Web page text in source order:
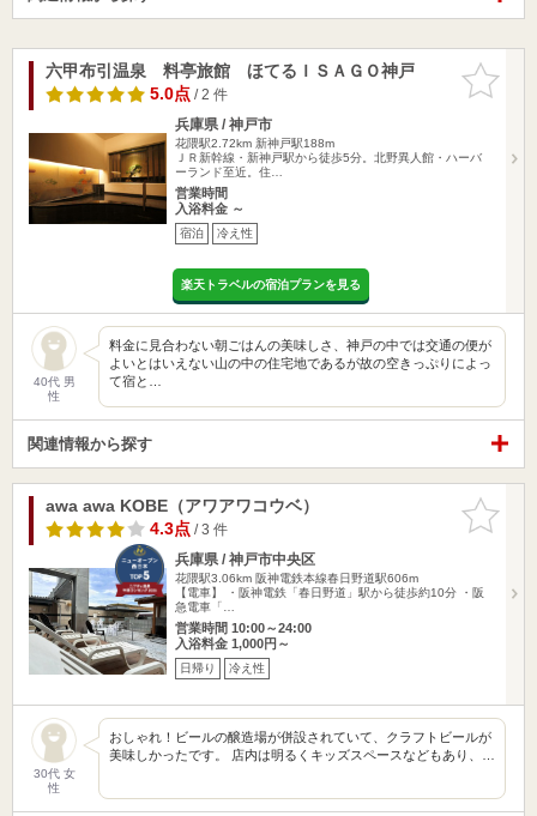
お気に入
りに追加
六甲布引温泉 料亭旅館 ほてるＩＳＡＧＯ神戸
5.0点/ 2 件
兵庫県 / 神戸市
花隈駅2.72km 新神戸駅188m
ＪＲ新幹線・新神戸駅から徒歩5分。北野異人館・ハーバ
ーランド至近。住…
営業時間
入浴料金 ～
宿泊 冷え性
楽天トラベルの宿泊プランを見る
40代 男
性
料金に見合わない朝ごはんの美味しさ、神戸の中では交通の便が
よいとはいえない山の中の住宅地であるが故の空きっぷりによっ
て宿と…
関連情報から探す
お気に入
りに追加
awa awa KOBE（アワアワコウベ）
4.3点/ 3 件
兵庫県 / 神戸市中央区
花隈駅3.06km 阪神電鉄本線春日野道駅606m
【電車】 ・阪神電鉄「春日野道」駅から徒歩約10分 ・阪
急電車「…
営業時間 10:00～24:00
入浴料金 1,000円～
日帰り 冷え性
30代 女
性
おしゃれ！ビールの醸造場が併設されていて、クラフトビールが
美味しかったです。 店内は明るくキッズスペースなどもあり、…